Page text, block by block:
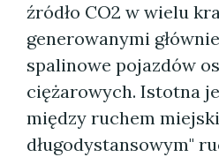
źródło CO2 w wielu
generowanymi
spalinowe pojazdów
ciężarowych. Istotna
między ruchem
długodystansowym"